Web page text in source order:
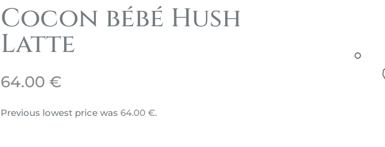
Cocon bébé Hush
Latte
64.00 €
Previous lowest price was 64.00 €.